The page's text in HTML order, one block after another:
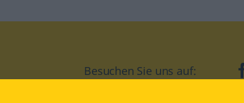
Besuchen Sie uns auf: